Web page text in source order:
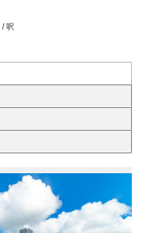
/ 呎